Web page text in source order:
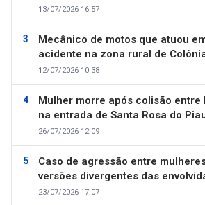
13/07/2026 16:57
Mecânico de motos que atuou
acidente na zona rural de
12/07/2026 10:38
Mulher morre após colisão
na entrada de Santa Rosa do
26/07/2026 12:09
Caso de agressão entre
versões divergentes das
23/07/2026 17:07